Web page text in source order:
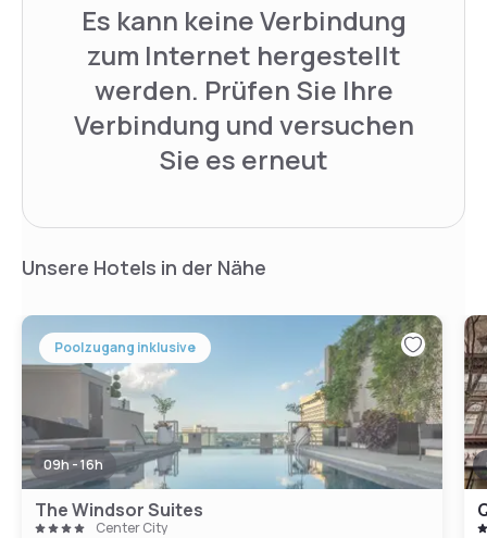
Es kann keine Verbindung
zum Internet hergestellt
werden. Prüfen Sie Ihre
Verbindung und versuchen
Sie es erneut
Unsere Hotels in der Nähe
Poolzugang inklusive
09h - 16h
The Windsor Suites
Center City